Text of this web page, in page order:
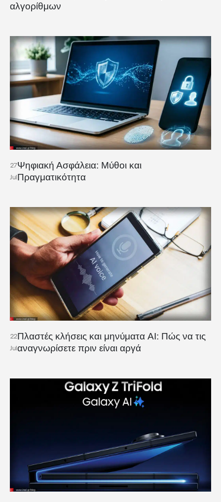
αλγορίθμων
27
Jul
Ψηφιακή Ασφάλεια: Μύθοι και
Πραγματικότητα
22
Jul
Πλαστές κλήσεις και μηνύματα AI: Πώς να τις
αναγνωρίσετε πριν είναι αργά